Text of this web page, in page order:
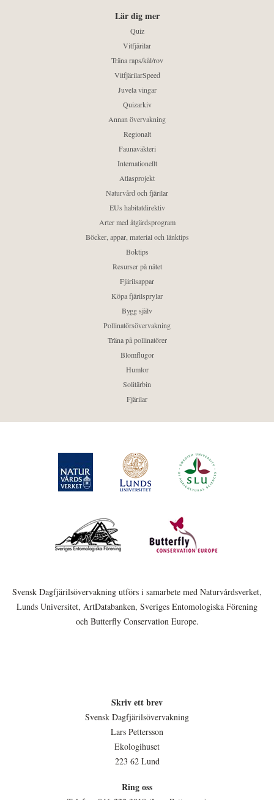
Lär dig mer
Quiz
Vitfjärilar
Träna raps/kål/rov
VitfjärilarSpeed
Juvela vingar
Quizarkiv
Annan övervakning
Regionalt
Faunaväkteri
Internationellt
Atlasprojekt
Naturvård och fjärilar
EUs habitatdirektiv
Arter med åtgärdsprogram
Böcker, appar, material och länktips
Boktips
Resurser på nätet
Fjärilsappar
Köpa fjärilsprylar
Bygg själv
Pollinatörsövervakning
Träna på pollinatörer
Blomflugor
Humlor
Solitärbin
Fjärilar
Svensk Dagfjärilsövervakning utförs i samarbete med Naturvårdsverket,
Lunds Universitet, ArtDatabanken, Sveriges Entomologiska Förening
och Butterfly Conservation Europe.
Skriv ett brev
Svensk Dagfjärilsövervakning
Lars Pettersson
Ekologihuset
223 62 Lund
Ring oss